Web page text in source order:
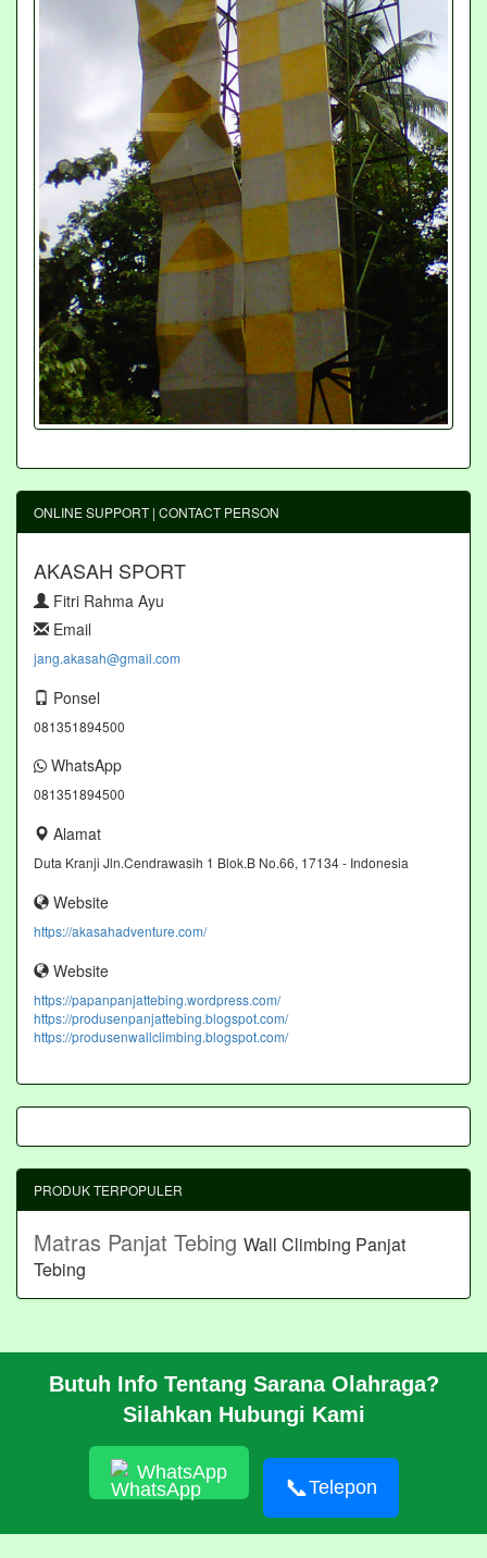
ONLINE SUPPORT | CONTACT PERSON
AKASAH SPORT
Fitri Rahma Ayu
Email
jang.akasah@gmail.com
Ponsel
081351894500
WhatsApp
081351894500
Alamat
Duta Kranji Jln.Cendrawasih 1 Blok.B No.66, 17134 - Indonesia
Website
https://akasahadventure.com/
Website
https://papanpanjattebing.wordpress.com/
https://produsenpanjattebing.blogspot.com/
https://produsenwallclimbing.blogspot.com/
Butuh Info Tentang Sarana Olahraga?
Silahkan Hubungi Kami
WhatsApp
📞Telepon
PRODUK TERPOPULER
Matras Panjat Tebing Wall Climbing Panjat
Tebing
CARA PESAN
HUBUNGI KAMI
Pembangunan Wall Climbing Di PPLP Banten
© 2026 https://akasahadventure.com/